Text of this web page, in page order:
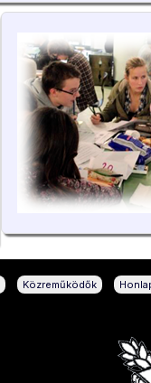
Közreműködők